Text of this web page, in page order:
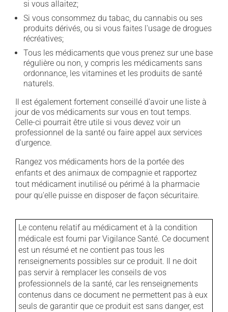
si vous allaitez;
Si vous consommez du tabac, du cannabis ou ses
produits dérivés, ou si vous faites l'usage de drogues
récréatives;
Tous les médicaments que vous prenez sur une base
régulière ou non, y compris les médicaments sans
ordonnance, les vitamines et les produits de santé
naturels.
Il est également fortement conseillé d'avoir une liste à
jour de vos médicaments sur vous en tout temps.
Celle-ci pourrait être utile si vous devez voir un
professionnel de la santé ou faire appel aux services
d'urgence.
Rangez vos médicaments hors de la portée des
enfants et des animaux de compagnie et rapportez
tout médicament inutilisé ou périmé à la pharmacie
pour qu'elle puisse en disposer de façon sécuritaire.
Le contenu relatif au médicament et à la condition
médicale est fourni par Vigilance Santé. Ce document
est un résumé et ne contient pas tous les
renseignements possibles sur ce produit. Il ne doit
pas servir à remplacer les conseils de vos
professionnels de la santé, car les renseignements
contenus dans ce document ne permettent pas à eux
seuls de garantir que ce produit est sans danger, est